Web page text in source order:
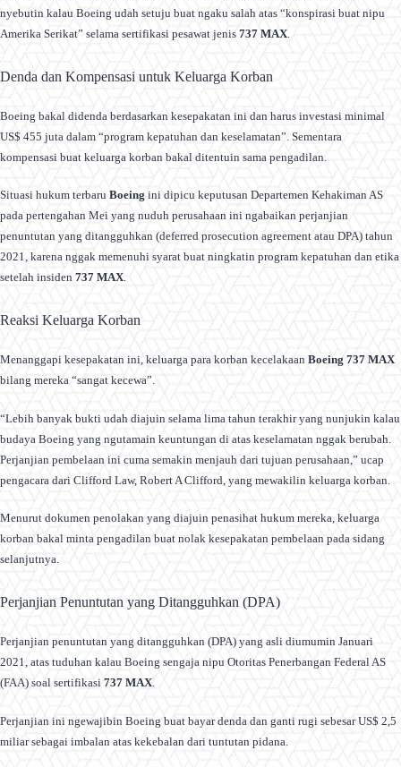
nyebutin kalau Boeing udah setuju buat ngaku salah atas “konspirasi buat nipu
Amerika Serikat” selama sertifikasi pesawat jenis 737 MAX
Denda dan Kompensasi untuk Keluarga Korban
Boeing bakal didenda berdasarkan kesepakatan ini dan harus investasi minimal
US$ 455 juta dalam “program kepatuhan dan keselamatan”. Sementara
kompensasi buat keluarga korban bakal ditentuin sama pengadilan.
Situasi hukum terbaru Boeing ini dipicu keputusan Departemen Kehakiman AS
pada pertengahan Mei yang nuduh perusahaan ini ngabaikan perjanjian
penuntutan yang ditangguhkan (deferred prosecution agreement atau DPA) tahun
2021, karena nggak memenuhi syarat buat ningkatin program kepatuhan dan etika
setelah insiden 737 MAX.
Reaksi Keluarga Korban
Menanggapi kesepakatan ini, keluarga para korban kecelakaan Boeing 737 MAX
bilang mereka “sangat kecewa”.
“Lebih banyak bukti udah diajuin selama lima tahun terakhir yang nunjukin kalau
budaya Boeing yang ngutamain keuntungan di atas keselamatan nggak berubah.
Perjanjian pembelaan ini cuma semakin menjauh dari tujuan perusahaan,” ucap
pengacara dari Clifford Law, Robert A Clifford, yang mewakilin keluarga korban.
Menurut dokumen penolakan yang diajuin penasihat hukum mereka, keluarga
korban bakal minta pengadilan buat nolak kesepakatan pembelaan pada sidang
selanjutnya.
Perjanjian Penuntutan yang Ditangguhkan (DPA)
Perjanjian penuntutan yang ditangguhkan (DPA) yang asli diumumin Januari
2021, atas tuduhan kalau Boeing sengaja nipu Otoritas Penerbangan Federal AS
(FAA) soal sertifikasi 737 MAX.
Perjanjian ini ngewajibin Boeing buat bayar denda dan ganti rugi sebesar US$ 2,5
miliar sebagai imbalan atas kekebalan dari tuntutan pidana.